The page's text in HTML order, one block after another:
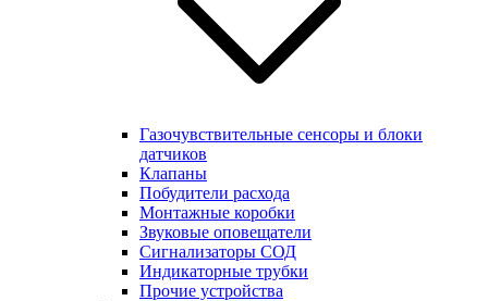
Газочувствительные сенсоры и блоки
датчиков
Клапаны
Побудители расхода
Монтажные коробки
Звуковые оповещатели
Сигнализаторы СОД
Индикаторные трубки
Прочие устройства